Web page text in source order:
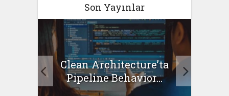
Son Yayınlar
Clean Architecture’ta
Pipeline Behavior...